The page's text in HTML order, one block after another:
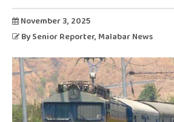
November 3, 2025
By Senior Reporter, Malabar News